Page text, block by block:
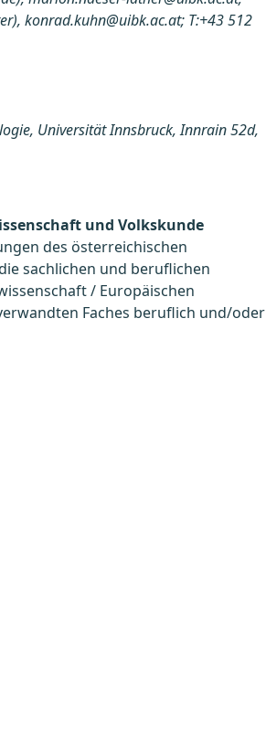
konrad.kuhn@uibk.ac.at; T:+43 512
Universität Innsbruck, Innrain 52d,
und Volkskunde
des österreichischen
sachlichen und beruflichen
/ Europäischen
Faches beruflich und/oder